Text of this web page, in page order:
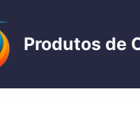
Produtos de